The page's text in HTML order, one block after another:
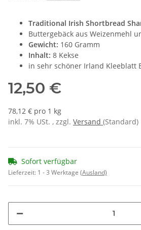
Traditional Irish Shortbread
Buttergebäck aus Weizenmehl
Gewicht: 160 Gramm
Inhalt: 8 Kekse
in sehr schöner Irland Kleeblatt
12,50 €
78,12 € pro 1 kg
inkl. 7% USt. , zzgl. Versand (Standard)
Sofort verfügbar
Lieferzeit: 1 - 3 Werktage (Ausland)